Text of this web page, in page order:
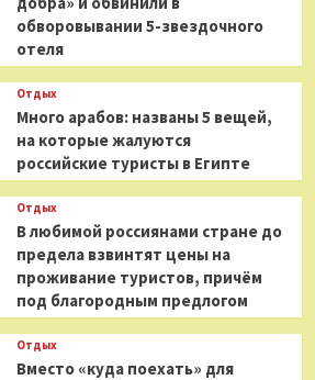
обворовывании 5-звездочного
отеля
Отдых
Много арабов: названы 5 вещей,
на которые жалуются
российские туристы в Египте
Отдых
В любимой россиянами стране до
предела взвинтят цены на
проживание туристов, причём
под благородным предлогом
Отдых
Вместо «куда поехать» для